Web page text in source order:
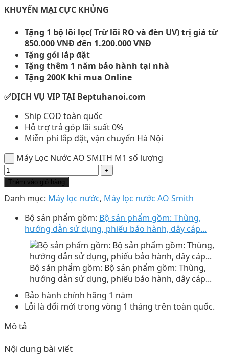
KHUYẾN MẠI CỰC KHỦNG
Tặng 1 bộ lõi lọc( Trừ lõi RO và đèn UV) trị giá từ
850.000 VNĐ đến 1.200.000 VNĐ
Tặng gói lắp đặt
Tặng thêm 1 năm bảo hành tại nhà
Tặng 200K khi mua Online
✅DỊCH VỤ VIP TẠI Beptuhanoi.com
Ship COD toàn quốc
Hỗ trợ trả góp lãi suất 0%
Miễn phí lắp đặt, vận chuyển Hà Nội
Máy Lọc Nước AO SMITH M1 số lượng
Thêm vào giỏ hàng
Danh mục: Máy lọc nước, Máy lọc nước AO Smith
Bộ sản phẩm gồm: Bộ sản phẩm gồm: Thùng,
hướng dẫn sử dụng, phiếu bảo hành, dây cáp...
Bộ sản phẩm gồm: Bộ sản phẩm gồm: Thùng,
hướng dẫn sử dụng, phiếu bảo hành, dây cáp...
Bảo hành chính hãng 1 năm
Lỗi là đổi mới trong vòng 1 tháng trên toàn quốc.
Mô tả
Nội dung bài viết